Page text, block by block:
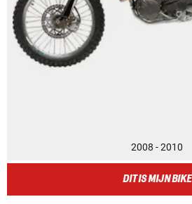
2008 - 2010
DIT IS MIJN BIKE